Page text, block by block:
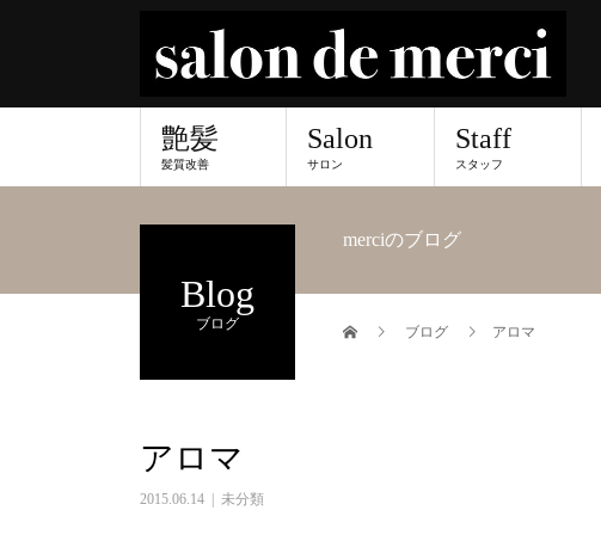
艶髪
髪質改善
Salon
サロン
Staff
スタッフ
Blog
ブログ
merciのブログ
ブログ アロマ
アロマ
2015.06.14 未分類